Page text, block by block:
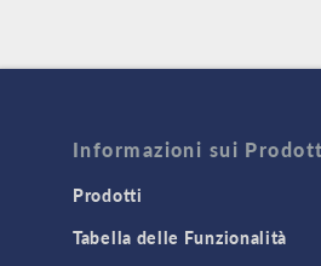
Informazioni sui
Prodotti
Tabella delle Funzionalità